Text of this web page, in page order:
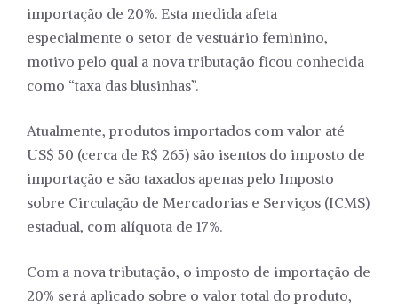
importação de 20%. Esta medida afeta
especialmente o setor de vestuário feminino,
motivo pelo qual a nova tributação ficou conhecida
como “taxa das blusinhas”.
Atualmente, produtos importados com valor até
US$ 50 (cerca de R$ 265) são isentos do imposto de
importação e são taxados apenas pelo Imposto
sobre Circulação de Mercadorias e Serviços (ICMS)
estadual, com alíquota de 17%.
Com a nova tributação, o imposto de importação de
20% será aplicado sobre o valor total do produto,